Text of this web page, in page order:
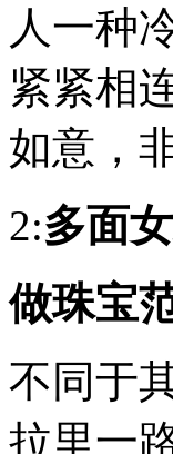
客：
特
莎
·
梅
权
势
人
的
宝
搭
教
科
TheresaMay（特
人一种
紧紧相
如意，
2:多面
做珠宝
不同于
拉里一